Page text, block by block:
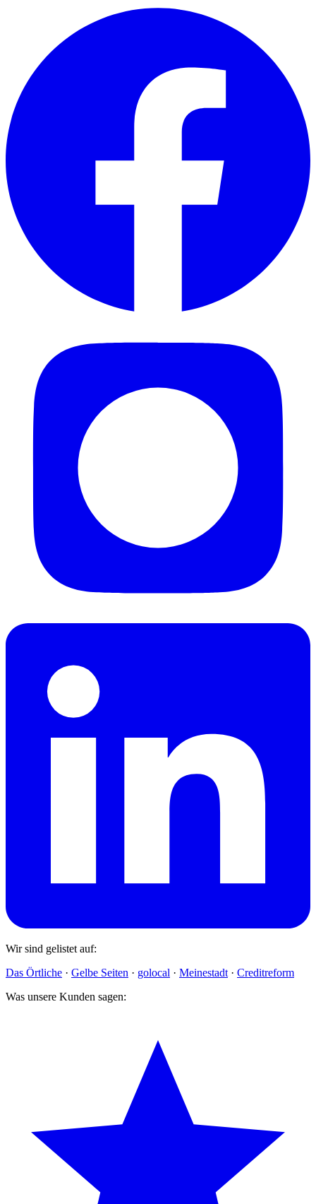
Wir sind gelistet auf:
Das Örtliche · Gelbe Seiten · golocal · Meinestadt · Creditreform
Was unsere Kunden sagen: